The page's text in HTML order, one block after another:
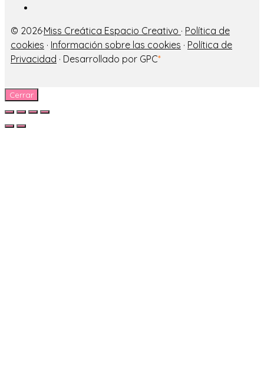
© 2026·Miss Creática Espacio Creativo · Política de
cookies · Información sobre las cookies · Política de
Privacidad · Desarrollado por GPC*
Cerrar